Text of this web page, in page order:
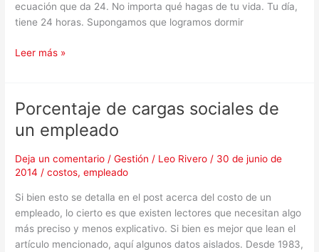
ecuación que da 24. No importa qué hagas de tu vida. Tu día,
tiene 24 horas. Supongamos que logramos dormir
Leer más »
Porcentaje de cargas sociales de
un empleado
Deja un comentario /Gestión / Leo Rivero/ 30 de junio de
2014/costos,empleado
Si bien esto se detalla en el post acerca del costo de un
empleado, lo cierto es que existen lectores que necesitan algo
más preciso y menos explicativo. Si bien es mejor que lean el
artículo mencionado, aquí algunos datos aislados. Desde 1983,
Porcentaje
cargas
sociales
de
empleado